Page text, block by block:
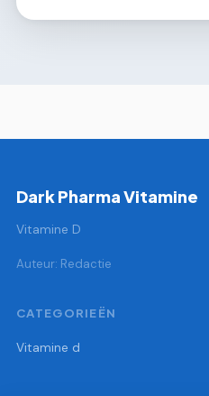
Dark Pharma Vitamine
Vitamine D
Auteur: Redactie
CATEGORIEËN
Vitamine d